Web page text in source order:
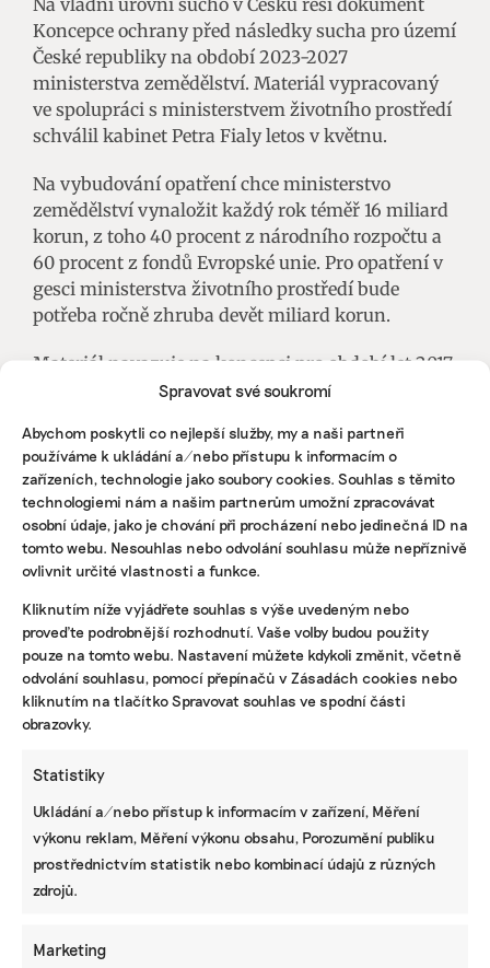
Spravovat své soukromí
Abychom poskytli co nejlepší služby, my a naši partneři
používáme k ukládání a/nebo přístupu k informacím o
zařízeních, technologie jako soubory cookies. Souhlas s těmito
technologiemi nám a našim partnerům umožní zpracovávat
osobní údaje, jako je chování při procházení nebo jedinečná ID na
tomto webu. Nesouhlas nebo odvolání souhlasu může nepříznivě
ovlivnit určité vlastnosti a funkce.
Kliknutím níže vyjádřete souhlas s výše uvedeným nebo
proveďte podrobnější rozhodnutí. Vaše volby budou použity
pouze na tomto webu. Nastavení můžete kdykoli změnit, včetně
odvolání souhlasu, pomocí přepínačů v Zásadách cookies nebo
kliknutím na tlačítko Spravovat souhlas ve spodní části
obrazovky.
Statistiky
Ukládání a/nebo přístup k informacím v zařízení, Měření
výkonu reklam, Měření výkonu obsahu, Porozumění publiku
prostřednictvím statistik nebo kombinací údajů z různých
zdrojů.
Marketing
Koncepce ochrany před následky sucha pro území
České republiky na období 2023-2027
ministerstva zemědělství. Materiál vypracovaný
ve spolupráci s ministerstvem životního prostředí
schválil kabinet Petra Fialy letos v květnu.
Na vybudování opatření chce ministerstvo
zemědělství vynaložit každý rok téměř 16 miliard
korun, z toho 40 procent z národního rozpočtu a
60 procent z fondů Evropské unie. Pro opatření v
gesci ministerstva životního prostředí bude
potřeba ročně zhruba devět miliard korun.
Materiál navazuje na koncepci pro období let 2017
až 2022. V těchto letech resort zemědělství
miliardy korun a ministerstvo životního prostředí
2,7 miliardy.
KLIMATICKÁ ZMĚNA, KOMENTÁŘE
Výheň ve městech pomáhá tlumit zeleň a
voda. Dokud ale splachujeme pitnou vodou,
Lhůta na projekty je podle kritiků „šibeniční“
Předseda spolku Živá voda Jiří Malík se k vládním
plánům a investicím staví skepticky. „Upřímně je
protože veškeré koncepce byly zatím naprosto
nesystémové. Stát řeší adaptaci krajiny na sucho
jednotlivými vodohospodářskými opatřeními v
místech, kde je pro něj jednoduché dohodnout se s
pár vlastníky. Jedná se ale jen o bodové projekty,
které na sebe nenavazují, což je úplně špatně. Celé
opatření na sebe musí navazovat, podporovat se a